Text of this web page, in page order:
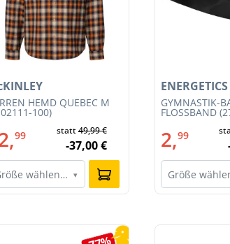
HEMD QUEBEC M
100)
99 statt49,99 €
-37,00 €
wählen… ▾
GYMNASTIK-
FLOSSBAND
ENERGETICS
2,99
Größe